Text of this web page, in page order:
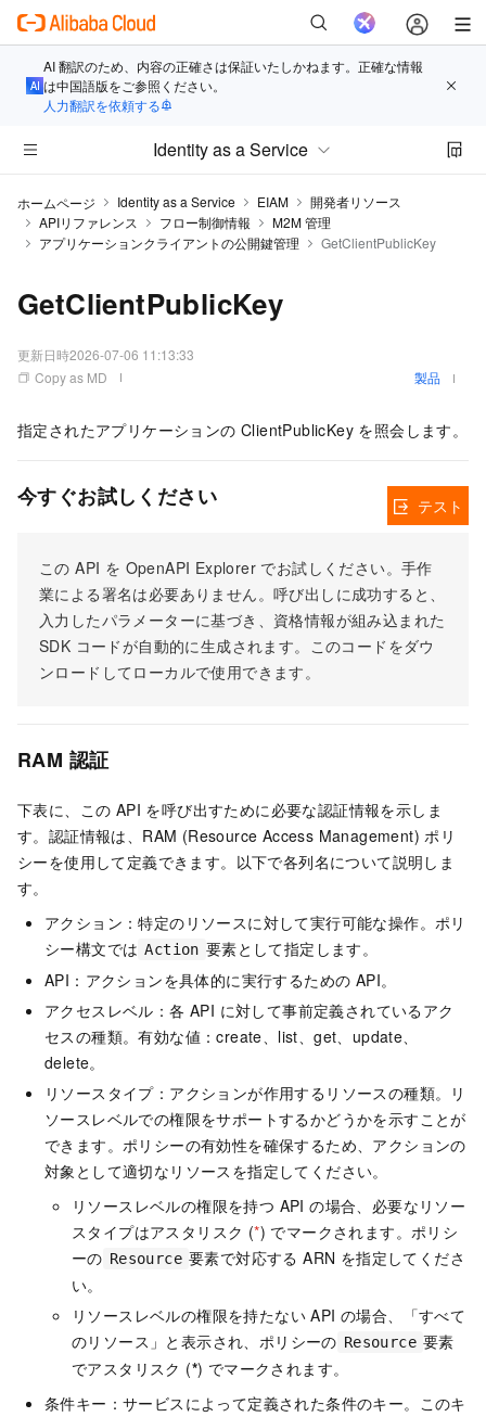
AI 翻訳のため、内容の正確さは保証いたしかねます。正確な情報
は中国語版をご参照ください。
人力翻訳を依頼する
Identity as a Service
ホームページ Identity as a Service EIAM
開発者リソース
APIリファレンス
フロー制御情報
M2M 管理
アプリケーションクライアントの公開鍵管理
GetClientPublicKey
GetClientPublicKey
更新日時2026-07-06 11:13:33
Copy as MD
製品
指定されたアプリケーションの ClientPublicKey を照会します。
今すぐお試しください
この API を OpenAPI Explorer でお試しください。手作
業による署名は必要ありません。呼び出しに成功すると、
入力したパラメーターに基づき、資格情報が組み込まれた
SDK コードが自動的に生成されます。このコードをダウ
ンロードしてローカルで使用できます。
テスト
RAM 認証
下表に、この API を呼び出すために必要な認証情報を示しま
す。認証情報は、RAM (Resource Access Management) ポリ
シーを使用して定義できます。以下で各列名について説明しま
す。
アクション：特定のリソースに対して実行可能な操作。ポリ
シー構文では Action 要素として指定します。
API：アクションを具体的に実行するための API。
アクセスレベル：各 API に対して事前定義されているアク
セスの種類。有効な値：create、list、get、update、
delete。
リソースタイプ：アクションが作用するリソースの種類。リ
ソースレベルでの権限をサポートするかどうかを示すことが
できます。ポリシーの有効性を確保するため、アクションの
対象として適切なリソースを指定してください。
リソースレベルの権限を持つ API の場合、必要なリソー
スタイプはアスタリスク (*) でマークされます。ポリシ
ーの Resource 要素で対応する ARN を指定してくださ
い。
リソースレベルの権限を持たない API の場合、「すべて
のリソース」と表示され、ポリシーの Resource 要素
でアスタリスク (*) でマークされます。
条件キー：サービスによって定義された条件のキー。このキ